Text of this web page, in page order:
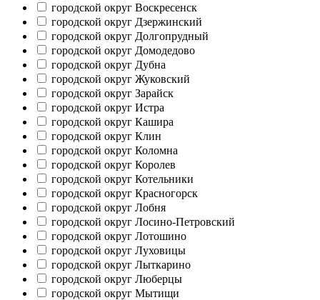
городской округ Воскресенск
городской округ Дзержинский
городской округ Долгопрудный
городской округ Домодедово
городской округ Дубна
городской округ Жуковский
городской округ Зарайск
городской округ Истра
городской округ Кашира
городской округ Клин
городской округ Коломна
городской округ Королев
городской округ Котельники
городской округ Красногорск
городской округ Лобня
городской округ Лосино-Петровский
городской округ Лотошино
городской округ Луховицы
городской округ Лыткарино
городской округ Люберцы
городской округ Мытищи